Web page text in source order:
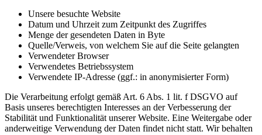
Unsere besuchte Website
Datum und Uhrzeit zum Zeitpunkt des Zugriffes
Menge der gesendeten Daten in Byte
Quelle/Verweis, von welchem Sie auf die Seite gelangten
Verwendeter Browser
Verwendetes Betriebssystem
Verwendete IP-Adresse (ggf.: in anonymisierter Form)
Die Verarbeitung erfolgt gemäß Art. 6 Abs. 1 lit. f DSGVO auf
Basis unseres berechtigten Interesses an der Verbesserung der
Stabilität und Funktionalität unserer Website. Eine Weitergabe oder
anderweitige Verwendung der Daten findet nicht statt. Wir behalten